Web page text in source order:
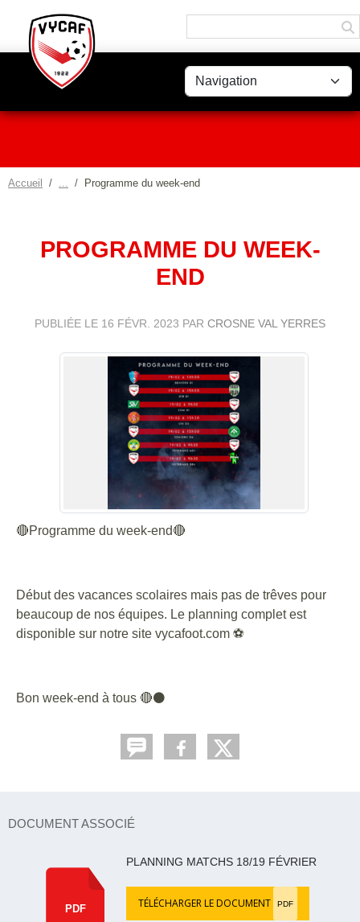
Accueil Programme du week-end
PROGRAMME DU WEEK-
END
PUBLIÉE LE 16 FÉVR. 2023 PAR CROSNE VAL YERRES
🔴Programme du week-end🔴
Début des vacances scolaires mais pas de trêves pour
beaucoup de nos équipes. Le planning complet est
disponible sur notre site vycafoot.com ⚽
Bon week-end à tous 🔴⚫
DOCUMENT ASSOCIÉ
PDF
PLANNING MATCHS 18/19 FÉVRIER
TÉLÉCHARGER LE DOCUMENT PDF